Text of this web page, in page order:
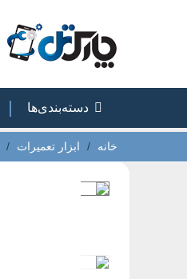
دسته‌بندی‌ها
خانه / ابزار تعمیرات /